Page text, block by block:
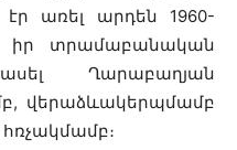
առել արդեն 1960-
իր տրամաբանական
Ղարաբաղյան
վերաձևակերպմամբ